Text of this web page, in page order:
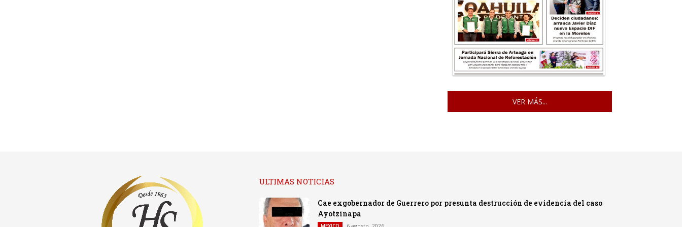
VER MÁS...
ULTIMAS NOTICIAS
Cae exgobernador de Guerrero por presunta destrucción de evidencia del caso
Ayotzinapa